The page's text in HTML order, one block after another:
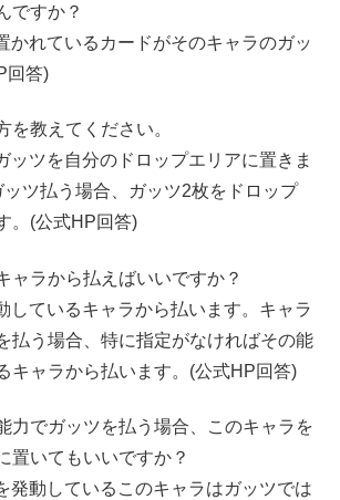
ですか？
かれているカードがそのキャラのガッ
回答)
を教えてください。
ッツを自分のドロップエリアに置きま
ッツ払う場合、ガッツ2枚をドロップ
。(公式HP回答)
ャラから払えばいいですか？
しているキャラから払います。キャラ
払う場合、特に指定がなければその能
キャラから払います。(公式HP回答)
力でガッツを払う場合、このキャラを
置いてもいいですか？
発動しているこのキャラはガッツでは